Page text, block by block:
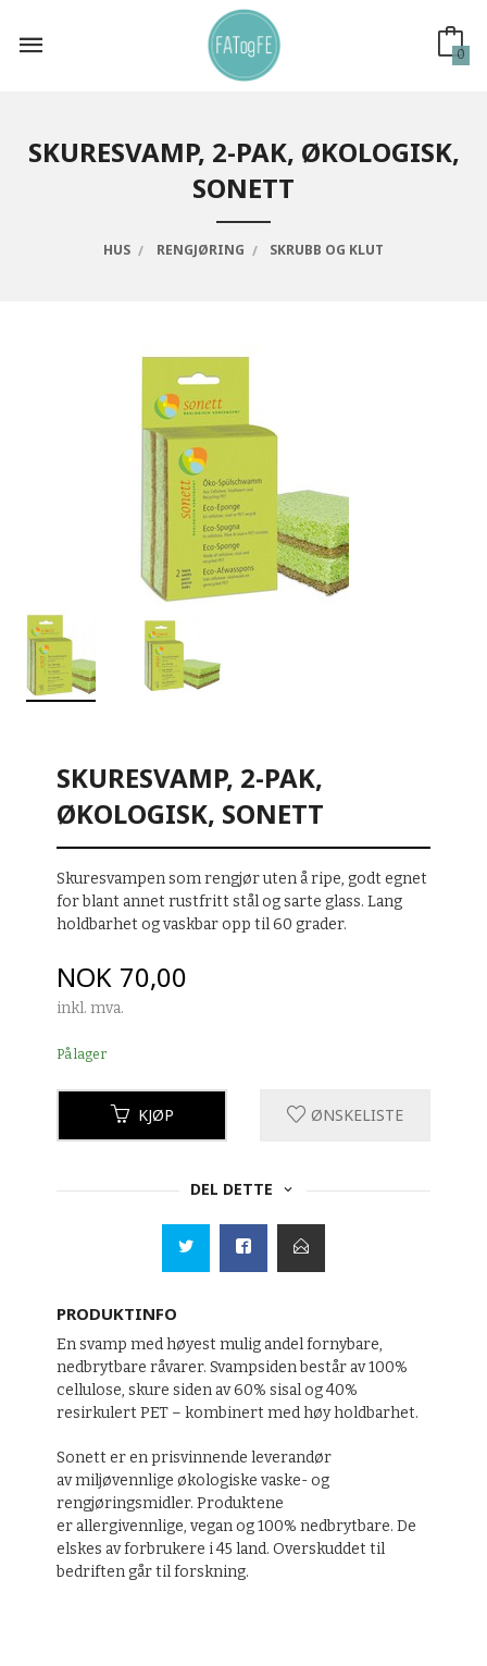
innholdet
0
SKURESVAMP, 2-PAK, ØKOLOGISK,
SONETT
HUS RENGJØRING SKRUBB OG KLUT
SKURESVAMP, 2-PAK,
ØKOLOGISK, SONETT
Skuresvampen som rengjør uten å ripe, godt egnet
for blant annet rustfritt stål og sarte glass. Lang
holdbarhet og vaskbar opp til 60 grader.
Pris
NOK 70,00
inkl. mva.
På lager
KJØP ØNSKELISTE
DEL DETTE
PRODUKTINFO
En svamp med høyest mulig andel fornybare,
nedbrytbare råvarer. Svampsiden består av 100%
cellulose, skure siden av 60% sisal og 40%
resirkulert PET – kombinert med høy holdbarhet.
Sonett er en prisvinnende leverandør
av miljøvennlige økologiske vaske- og
rengjøringsmidler. Produktene
er allergivennlige, vegan og 100% nedbrytbare. De
elskes av forbrukere i 45 land. Overskuddet til
bedriften går til forskning.